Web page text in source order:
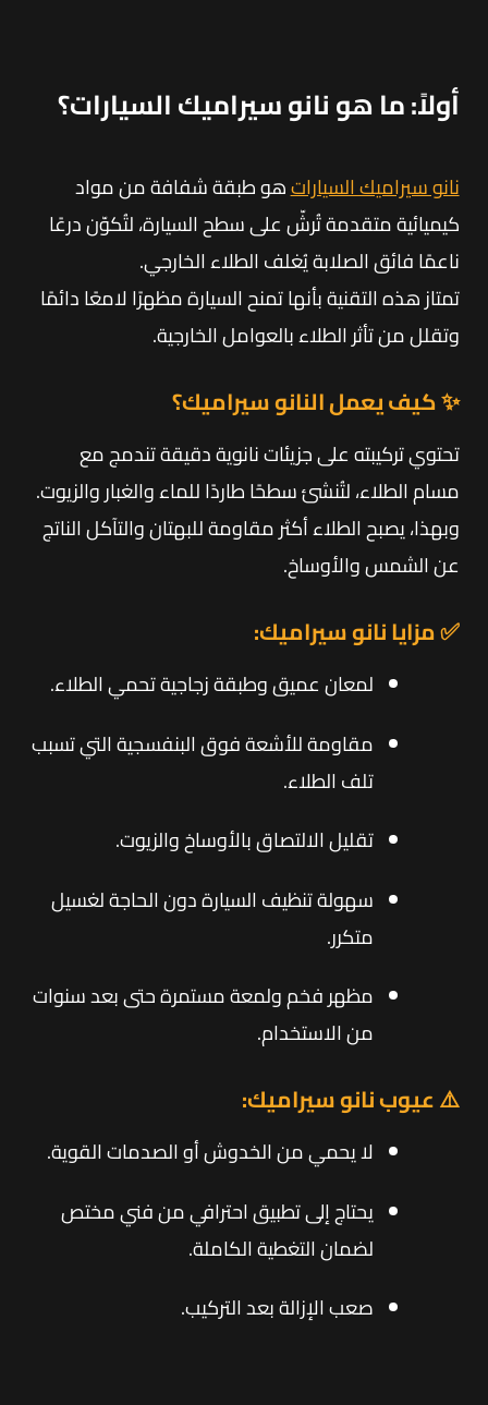
أولاً: ما هو نانو سيراميك السيارات؟
نانو سيراميك السياراتهو طبقة شفافة من مواد
كيميائية متقدمة تُرشّ على سطح السيارة، لتُكوّن درعًا
ناعمًا فائق الصلابة يُغلف الطلاء الخارجي.
تمتاز هذه التقنية بأنها تمنح السيارة مظهرًا لامعًا دائمًا
وتقلل من تأثر الطلاء بالعوامل الخارجية.
✨ كيف يعمل النانو سيراميك؟
تحتوي تركيبته على جزيئات نانوية دقيقة تندمج مع
مسام الطلاء، لتُنشئ سطحًا طاردًا للماء والغبار والزيوت.
وبهذا، يصبح الطلاء أكثر مقاومة للبهتان والتآكل الناتج
عن الشمس والأوساخ.
✅ مزايا نانو سيراميك:
لمعان عميق وطبقة زجاجية تحمي الطلاء.
مقاومة للأشعة فوق البنفسجية التي تسبب
تلف الطلاء.
تقليل الالتصاق بالأوساخ والزيوت.
سهولة تنظيف السيارة دون الحاجة لغسيل
متكرر.
مظهر فخم ولمعة مستمرة حتى بعد سنوات
من الاستخدام.
⚠️ عيوب نانو سيراميك:
لا يحمي من الخدوش أو الصدمات القوية.
يحتاج إلى تطبيق احترافي من فني مختص
لضمان التغطية الكاملة.
صعب الإزالة بعد التركيب.